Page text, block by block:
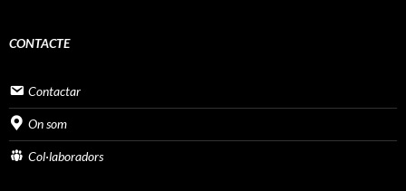
CONTACTE
Contactar
On som
Col·laboradors